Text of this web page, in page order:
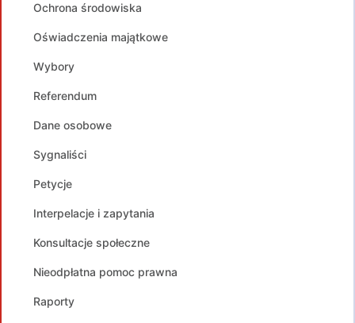
Ochrona środowiska
Oświadczenia majątkowe
Wybory
Referendum
Dane osobowe
Sygnaliści
Petycje
Interpelacje i zapytania
Konsultacje społeczne
Nieodpłatna pomoc prawna
Raporty